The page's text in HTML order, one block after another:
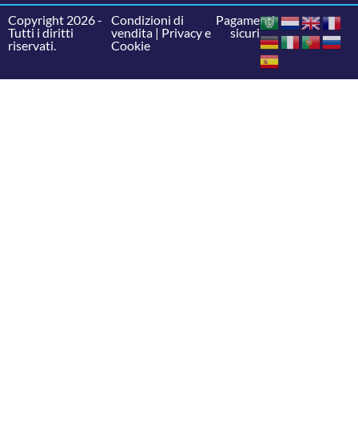
Copyright 2026 -
Tutti i diritti
riservati.
Condizioni di
vendita| Privacy e
Cookie
Pagamenti
sicuri